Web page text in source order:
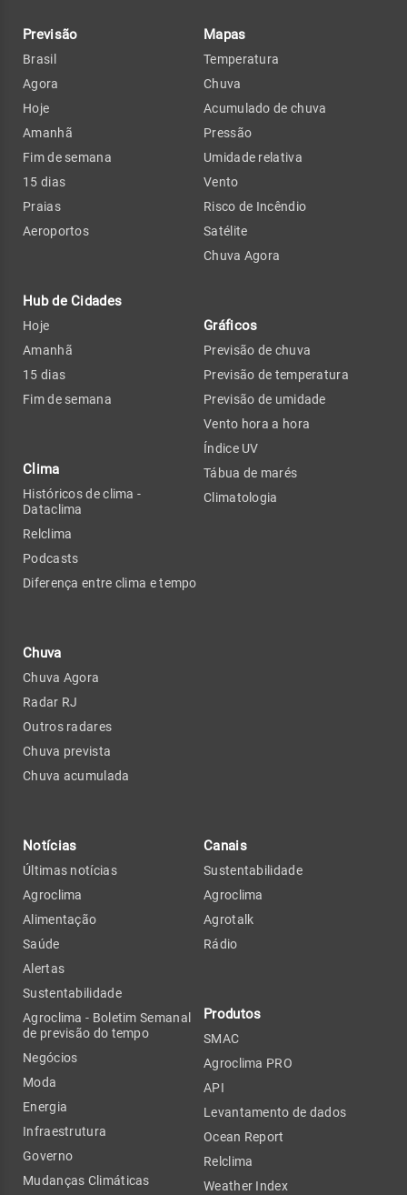
Previsão
Brasil
Agora
Hoje
Amanhã
Fim de semana
15 dias
Praias
Aeroportos
Hub de Cidades
Hoje
Amanhã
15 dias
Fim de semana
Clima
Históricos de clima -
Dataclima
Relclima
Podcasts
Diferença entre clima e tempo
Chuva
Chuva Agora
Radar RJ
Outros radares
Chuva prevista
Chuva acumulada
Mapas
Temperatura
Chuva
Acumulado de chuva
Pressão
Umidade relativa
Vento
Risco de Incêndio
Satélite
Chuva Agora
Gráficos
Previsão de chuva
Previsão de temperatura
Previsão de umidade
Vento hora a hora
Índice UV
Tábua de marés
Climatologia
Notícias
Últimas notícias
Agroclima
Alimentação
Saúde
Alertas
Sustentabilidade
Agroclima - Boletim Semanal
de previsão do tempo
Negócios
Moda
Energia
Infraestrutura
Governo
Mudanças Climáticas
Canais
Sustentabilidade
Agroclima
Agrotalk
Rádio
Produtos
SMAC
Agroclima PRO
API
Levantamento de dados
Ocean Report
Relclima
Weather Index